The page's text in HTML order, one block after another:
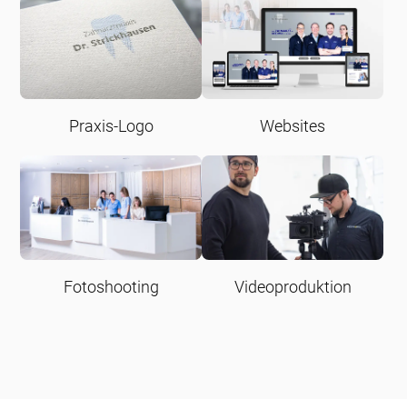
Praxis-Logo Websites
Fotoshooting Videoproduktion